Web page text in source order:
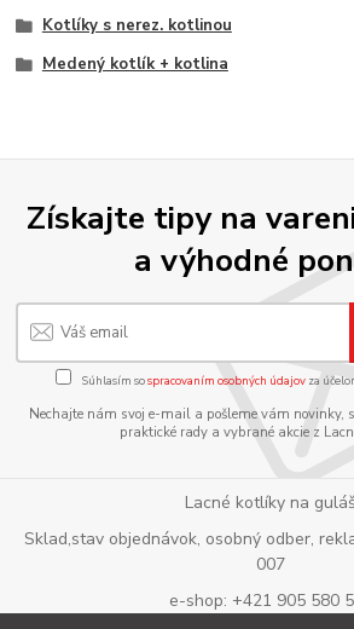
Kotlíky s nerez. kotlinou
Medený kotlík + kotlina
Získajte tipy na
a výhodné
Súhlasím sospracovaním osobných údajov za
Nechajte nám svoj e-mail a pošleme vám novinky,
praktické rady a vybrané akcie z
Lacné kotlíky na guláš
Sklad,stav objednávok, osobný odber,
007
e-shop: +421 905 580